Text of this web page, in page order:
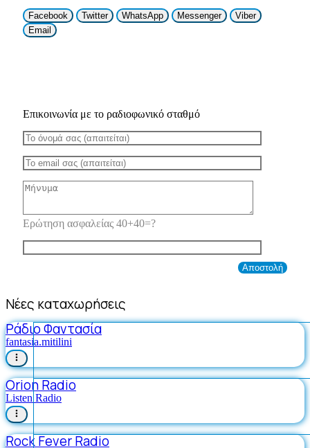
Facebook Twitter WhatsApp Messenger
Viber
Email
Επικοινωνία με το ραδιοφωνικό σταθμό
Ερώτηση ασφαλείας 40+40=?
Νέες καταχωρήσεις
Ράδιο Φαντασία
fantasia.mitilini
Orion Radio
Listen Radio
Rock Fever Radio